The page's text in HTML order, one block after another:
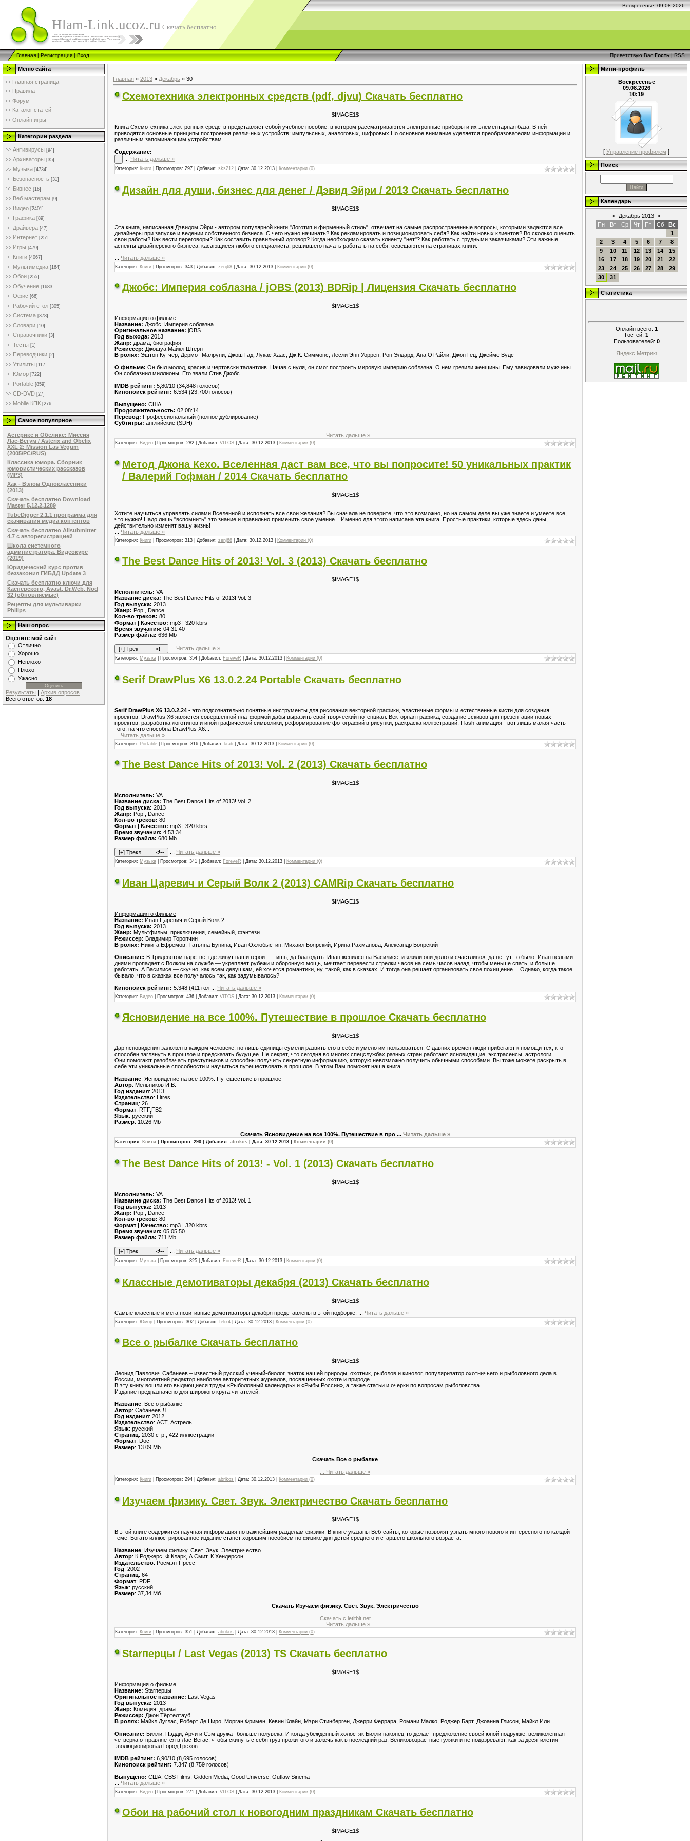
Воскресенье, 09.08.2026
Hlam-Link.ucoz.ru Скачать бесплатно
Главная|Регистрация|Вход Приветствую Вас Гость|RSS
Меню сайта
Главная страница
Правила
Форум
Каталог статей
Онлайн игры
Категории раздела
Антивирусы [94]
Архиваторы [35]
Музыка [4734]
Безопасность [31]
Бизнес [16]
Веб мастерам [9]
Видео [2401]
Графика [89]
Драйвера [47]
Интернет [251]
Игры [479]
Книги [4067]
Мультимедиа [164]
Обои [255]
Обучение [1683]
Офис [66]
Рабочий стол [305]
Система [378]
Словари [10]
Справочники [3]
Тесты [1]
Переводчики [2]
Утилиты [117]
Юмор [722]
Portable [859]
CD-DVD [27]
Mobile КПК [276]
Самое популярное
Астерикс и Обеликс: Миссия
Лас-Вегум / Asterix and Obelix
XXL 2: Mission Las Vegum
(2005/PC/RUS)
Классика юмора. Сборник
юмористических рассказов
(MP3)
Хак - Взлом Одноклассники
(2013)
Скачать бесплатно Download
Master 5.12.2.1289
TubeDigger 2.1.1 программа для
скачивания медиа контентов
Скачать бесплатно Allsubmitter
4.7 с авторегистрацией
Школа системного
администратора. Видеокурс
(2019)
Юридический курс против
беззакония ГИБДД Update 3
Скачать бесплатно ключи для
Касперского, Avast, Dr.Web, Nod
32 (обновляемые)
Рецепты для мультиварки
Philips
Наш опрос
Оцените мой сайт
Отлично
Хорошо
Неплохо
Плохо
Ужасно
Результаты | Архив опросов
Всего ответов: 18
Главная » 2013 » Декабрь » 30
Схемотехника электронных средств (pdf, djvu) Скачать бесплатно
$IMAGE1$
Книга Схемотехника электронных средств представляет собой учебное пособие, в котором рассматриваются электронные приборы и их элементарная база. В ней
приводятся основные принципы построения различных устройств: импульсных, аналоговых, цифровых.Но основное внимание уделяется преобразователям информации и
различным запоминающим устройствам.
Содержание:
Читать дальше »
Категория: Книги | Просмотров: 297 | Добавил: sks212 | Дата: 30.12.2013 Комментарии (0)
Дизайн для души, бизнес для денег / Дэвид Эйри / 2013 Скачать бесплатно
$IMAGE1$
Эта книга, написанная Дэвидом Эйри - автором популярной книги "Логотип и фирменный стиль", отвечает на самые распространенные вопросы, которыми задаются все
дизайнеры при запуске и ведении собственного бизнеса. С чего нужно начинать? Как рекламировать и позиционировать себя? Как найти новых клиентов? Во сколько оценить
свои работы? Как вести переговоры? Как составить правильный договор? Когда необходимо сказать клиенту "нет"? Как работать с трудными заказчиками? Эти важные
аспекты дизайнерского бизнеса, касающиеся любого специалиста, решившего начать работать на себя, освещаются на страницах книги.
Читать дальше »
Категория: Книги | Просмотров: 343 | Добавил: zenj68 | Дата: 30.12.2013 Комментарии (0)
Джобс: Империя соблазна / jOBS (2013) BDRip | Лицензия Скачать бесплатно
$IMAGE1$
Информация о фильме
Название: Джобс: Империя соблазна
Оригинальное название: jOBS
Год выхода: 2013
Жанр: драма, биография
Режиссер: Джошуа Майкл Штерн
В ролях: Эштон Кутчер, Дермот Малруни, Джош Гад, Лукас Хаас, Дж.К. Симмонс, Лесли Энн Уоррен, Рон Элдард, Ана О’Райли, Джон Гец, Джеймс Вудс
О фильме: Он был молод, красив и чертовски талантлив. Начав с нуля, он смог построить мировую империю соблазна. О нем грезили женщины. Ему завидовали мужчины.
Он соблазнил миллионы. Его звали Стив Джобс.
IMDB рейтинг: 5,80/10 (34,848 голосов)
Кинопоиск рейтинг: 6.534 (23,700 голосов)
Выпущено: США
Продолжительность: 02:08:14
Перевод: Профессиональный (полное дублирование)
Субтитры: английские (SDH)
Читать дальше »
Категория: Видео | Просмотров: 282 | Добавил: VITOS | Дата: 30.12.2013 Комментарии (0)
Метод Джона Кехо. Вселенная даст вам все, что вы попросите! 50 уникальных практик
/ Валерий Гофман / 2014 Скачать бесплатно
$IMAGE1$
Хотите научиться управлять силами Вселенной и испол­нять все свои желания? Вы сначала не поверите, что это возможно, но на самом деле вы уже знаете и умеете все,
что нужно! Надо лишь "вспомнить" это знание и правильно применить свое умение... Именно для этого написана эта книга. Простые практики, которые здесь даны,
действительно изменят вашу жизнь!
Читать дальше »
Категория: Книги | Просмотров: 313 | Добавил: zenj68 | Дата: 30.12.2013 Комментарии (0)
The Best Dance Hits of 2013! Vol. 3 (2013) Скачать бесплатно
$IMAGE1$
Исполнитель: VA
Название диска: The Best Dance Hits of 2013! Vol. 3
Год выпуска: 2013
Жанр: Pop , Dance
Кол-во треков: 80
Формат | Качество: mp3 | 320 kbrs
Время звучания: 04:31:40
Размер файла: 636 Mb
Читать дальше »
Категория: Музыка | Просмотров: 354 | Добавил: ForeveR | Дата: 30.12.2013 Комментарии (0)
Serif DrawPlus X6 13.0.2.24 Portable Скачать бесплатно
Serif DrawPlus X6 13.0.2.24 - это подсознательно понятные инструменты для рисования векторной графики, эластичные формы и естественные кисти для создания
проектов. DrawPlus X6 является совершенной платформой дабы выразить свой творческий потенциал. Векторная графика, создание эскизов для презентации новых
проектов, разработка логотипов и иной графической символики, реформирование фотографий в рисунки, раскраска иллюстраций, Flash-анимация - вот лишь малая часть
того, на что способна DrawPlus X6...
Читать дальше »
Категория: Portable | Просмотров: 316 | Добавил: krab | Дата: 30.12.2013 Комментарии (0)
The Best Dance Hits of 2013! Vol. 2 (2013) Скачать бесплатно
$IMAGE1$
Исполнитель: VA
Название диска: The Best Dance Hits of 2013! Vol. 2
Год выпуска: 2013
Жанр: Pop , Dance
Кол-во треков: 80
Формат | Качество: mp3 | 320 kbrs
Время звучания: 4:53:34
Размер файла: 680 Mb
Читать дальше »
Категория: Музыка | Просмотров: 341 | Добавил: ForeveR | Дата: 30.12.2013 Комментарии (0)
Иван Царевич и Серый Волк 2 (2013) CAMRip Скачать бесплатно
$IMAGE1$
Информация о фильме
Название: Иван Царевич и Серый Волк 2
Год выпуска: 2013
Жанр: Мультфильм, приключения, семейный, фэнтези
Режиссер: Владимир Торопчин
В ролях: Никита Ефремов, Татьяна Бунина, Иван Охлобыстин, Михаил Боярский, Ирина Рахманова, Александр Боярский
Описание: В Тридевятом царстве, где живут наши герои — тишь, да благодать. Иван женился на Василисе, и «жили они долго и счастливо», да не тут-то было. Иван целыми
днями пропадает с Волком на службе — укрепляет рубежи и оборонную мощь, мечтает перевести стрелки часов на семь часов назад, чтобы меньше спать, и больше
работать. А Василисе — скучно, как всем девушкам, ей хочется романтики, ну, такой, как в сказках. И тогда она решает организовать свое похищение… Однако, когда такое
бывало, что в сказках все получалось так, как задумывалось?
Кинопоиск рейтинг: 5.348 (411 гол Читать дальше »
Категория: Видео | Просмотров: 436 | Добавил: VITOS | Дата: 30.12.2013 Комментарии (0)
Ясновидение на все 100%. Путешествие в прошлое Скачать бесплатно
$IMAGE1$
Дар ясновидения заложен в каждом человеке, но лишь единицы сумели развить его в себе и умело им пользоваться. С давних времён люди прибегают к помощи тех, кто
способен заглянуть в прошлое и предсказать будущее. Не секрет, что сегодня во многих спецслужбах разных стран работают ясновидящие, экстрасенсы, астрологи.
Они помогают разоблачать преступников и способны получить секретную информацию, которую невозможно получить обычными способами. Вы тоже можете раскрыть в
себе эти уникальные способности и научиться путешествовать в прошлое. В этом Вам поможет наша книга.
Название: Ясновидение на все 100%. Путешествие в прошлое
Автор: Мельников И.В.
Год издания: 2013
Издательство: Litres
Страниц: 26
Формат: RTF,FB2
Язык: русский
Размер: 10.26 Mb
Скачать Ясновидение на все 100%. Путешествие в про ... Читать дальше »
Категория: Книги | Просмотров: 290 | Добавил: abrikos | Дата: 30.12.2013 Комментарии (0)
The Best Dance Hits of 2013! - Vol. 1 (2013) Скачать бесплатно
$IMAGE1$
Исполнитель: VA
Название диска: The Best Dance Hits of 2013! Vol. 1
Год выпуска: 2013
Жанр: Pop , Dance
Кол-во треков: 80
Формат | Качество: mp3 | 320 kbrs
Время звучания: 05:05:50
Размер файла: 711 Mb
Читать дальше »
Категория: Музыка | Просмотров: 325 | Добавил: ForeveR | Дата: 30.12.2013 Комментарии (0)
Классные демотиваторы декабря (2013) Скачать бесплатно
$IMAGE1$
Самые классные и мега позитивные демотиваторы декабря представлены в этой подборке.
Читать дальше »
Категория: Юмор | Просмотров: 302 | Добавил: felix4 | Дата: 30.12.2013 Комментарии (0)
Все о рыбалке Скачать бесплатно
$IMAGE1$
Леонид Павлович Сабанеев – известный русский ученый-биолог, знаток нашей природы, охотник, рыболов и кинолог, популяризатор охотничьего и рыболовного дела в
России, многолетний редактор наиболее авторитетных журналов, посвященных охоте и природе.
В эту книгу вошли его выдающиеся труды «Рыболовный календарь» и «Рыбы России», а также статьи и очерки по вопросам рыболовства.
Издание предназначено для широкого круга читателей.
Название: Все о рыбалке
Автор: Сабанеев Л.
Год издания: 2012
Издательство: АСТ, Астрель
Язык: русский
Страниц: 2030 стр., 422 иллюстрации
Формат: Doc
Размер: 13.09 Mb
Скачать Все о рыбалке
Читать дальше »
Категория: Книги | Просмотров: 294 | Добавил: abrikos | Дата: 30.12.2013 Комментарии (0)
Изучаем физику. Свет. Звук. Электричество Скачать бесплатно
$IMAGE1$
В этой книге содержится научная информация по важнейшим разделам физики. В книге указаны Веб-сайты, которые позволят узнать много нового и интересного по каждой
теме. Богато иллюстрированное издание станет хорошим пособием по физике для детей среднего и старшего школьного возраста.
Название: Изучаем физику. Свет. Звук. Электричество
Автор: К.Роджерс, Ф.Кларк, А.Смит, К.Хендерсон
Издательство: Росмэн-Пресс
Год: 2002
Страниц: 64
Формат: PDF
Язык: русский
Размер: 37,34 Мб
Скачать Изучаем физику. Свет. Звук. Электричество
Скачать с letitbit.net
Читать дальше »
Категория: Книги | Просмотров: 351 | Добавил: abrikos | Дата: 30.12.2013 Комментарии (0)
Starперцы / Last Vegas (2013) TS Скачать бесплатно
$IMAGE1$
Информация о фильме
Название: Starперцы
Оригинальное название: Last Vegas
Год выпуска: 2013
Жанр: Комедия, драма
Режиссер: Джон Тёртелтауб
В ролях: Майкл Дуглас, Роберт Де Ниро, Морган Фримен, Кевин Клайн, Мэри Стинберген, Джерри Феррара, Романи Малко, Роджер Барт, Джоанна Глисон, Майкл Или
Описание: Билли, Пэдди, Арчи и Сэм дружат больше полувека. И когда убежденный холостяк Билли наконец-то делает предложение своей юной подружке, великолепная
четверка отправляется в Лас-Вегас, чтобы скинуть с себя груз прожитого и зажечь как в последний раз. Великовозрастные гуляки и не подозревают, как за десятилетия
эволюционировал Город Грехов…
IMDB рейтинг: 6,90/10 (8,695 голосов)
Кинопоиск рейтинг: 7.347 (8,759 голосов)
Выпущено: США, CBS Films, Gidden Media, Good Universe, Outlaw Sinema
Читать дальше »
Категория: Видео | Просмотров: 271 | Добавил: VITOS | Дата: 30.12.2013 Комментарии (0)
Обои на рабочий стол к новогодним праздникам Скачать бесплатно
$IMAGE1$
Мини-профиль
Воскресенье
09.08.2026
10:19
[ Управление профилем ]
Поиск
Календарь
« Декабрь 2013 »
Пн
Вт Ср Чт Пт Сб
Вс
1
2
3 4 5 6 7
8
9
10 11 12 13 14
15
16
17 18 19 20 21
22
23
24 25 26 27 28
29
30
31
Статистика
Онлайн всего: 1
Гостей: 1
Пользователей: 0